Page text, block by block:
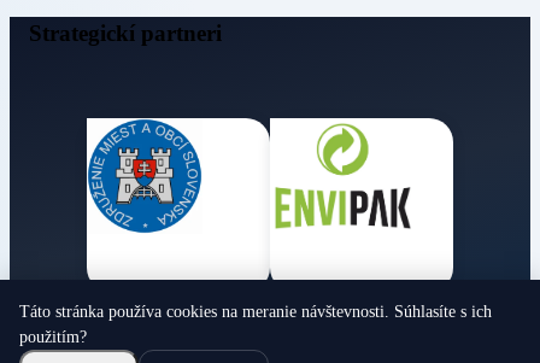
Strategickí partneri
Obecné noviny
Táto stránka používa cookies na meranie návštevnosti. Súhlasíte s ich
použitím?